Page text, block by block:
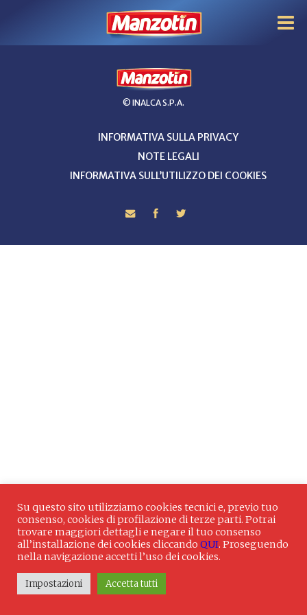
© INALCA S.P.A.
INFORMATIVA SULLA PRIVACY
NOTE LEGALI
INFORMATIVA SULL’UTILIZZO DEI COOKIES
Su questo sito utilizziamo cookies tecnici e, previo tuo
consenso, cookies di profilazione di terze parti. Potrai
trovare maggiori dettagli e negare il tuo consenso
all’installazione dei cookies cliccando QUI. Proseguendo
nella navigazione accetti l’uso dei cookies.
Impostazioni Accetta tutti